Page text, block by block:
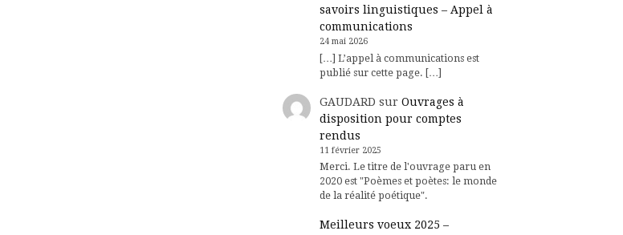
savoirs linguistiques – Appel à
communications
24 mai 2026
[…] L’appel à communications est
publié sur cette page. […]
GAUDARD sur Ouvrages à
disposition pour comptes
rendus
11 février 2025
Merci. Le titre de l'ouvrage paru en
2020 est "Poèmes et poètes: le monde
de la réalité poétique".
Meilleurs voeux 2025 –